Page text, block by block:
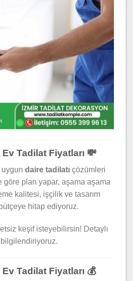
Tadilat Fiyatları 💸
daire tadilatı çözümleri
göre plan yapar, aşama aşama
kalitesi, işçilik ve tasarım
hitap ediyoruz.
keşif isteyebilirsin! Detaylı
Tadilat Fiyatları 💰